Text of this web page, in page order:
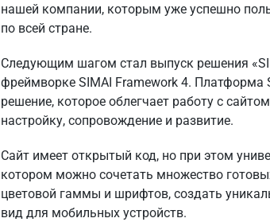
нашей компании, которым уже успешно
по всей стране.
Следующим шагом стал выпуск решения
фреймворке SIMAI Framework 4. Платформа
решение, которое облегчает работу с
настройку, сопровождение и развитие.
Сайт имеет открытый код, но при этом
котором можно сочетать множество
цветовой гаммы и шрифтов, создать
вид для мобильных устройств.